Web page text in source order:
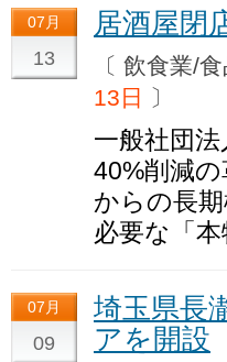
07月
13
居酒屋閉
〔 飲食業/
13日
〕
一般社団
40%削減
からの長
必要な「
07月
09
埼玉県長
アを開設